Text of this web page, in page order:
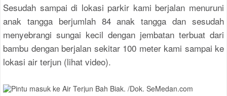
Sesudah sampai di lokasi parkir kami berjalan menuruni
anak tangga berjumlah 84 anak tangga dan sesudah
menyebrangi sungai kecil dengan jembatan terbuat dari
bambu dengan berjalan sekitar 100 meter kami sampai ke
lokasi air terjun (lihat video).